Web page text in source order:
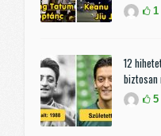
1
12
biztosan
5